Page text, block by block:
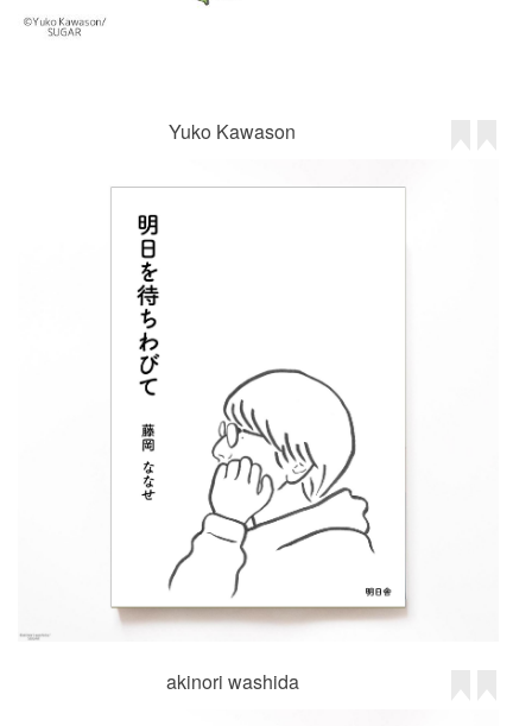
Yuko Kawason
akinori washida